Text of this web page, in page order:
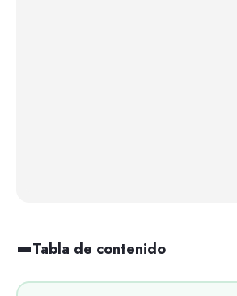
Tabla de contenido